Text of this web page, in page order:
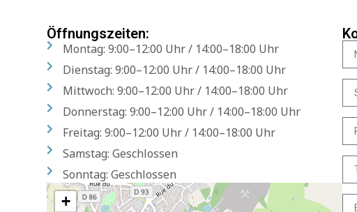
Öffnungszeiten:
Montag: 9:00–12:00 Uhr / 14:00–18:00 Uhr
Dienstag: 9:00–12:00 Uhr / 14:00–18:00 Uhr
Mittwoch: 9:00–12:00 Uhr / 14:00–18:00 Uhr
Donnerstag: 9:00–12:00 Uhr / 14:00–18:00 Uhr
Freitag: 9:00–12:00 Uhr / 14:00–18:00 Uhr
Samstag: Geschlossen
Sonntag: Geschlossen
+